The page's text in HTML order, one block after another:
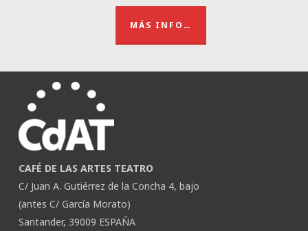
MÁS INFO…
CAFÉ DE LAS ARTES TEATRO
C/ Juan A. Gutiérrez de la Concha 4, bajo
(antes C/ García Morato)
Santander, 39009 ESPAÑA